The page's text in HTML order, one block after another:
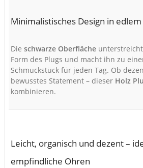
Minimalistisches Design in edlem
Dieschwarze Oberfläche
Form des Plugs und macht ihn zu
Schmuckstück für jeden Tag. Ob
bewusstes Statement – dieser Holz
kombinieren.
Leicht, organisch und dezent –
empfindliche Ohren